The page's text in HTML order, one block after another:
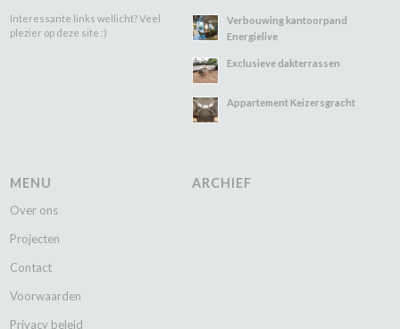
Interessante links wellicht? Veel
plezier op deze site :)
Verbouwing kantoorpand
Energielive
Exclusieve dakterrassen
Appartement Keizersgracht
MENU
Over ons
Projecten
Contact
Voorwaarden
Privacy beleid
ARCHIEF